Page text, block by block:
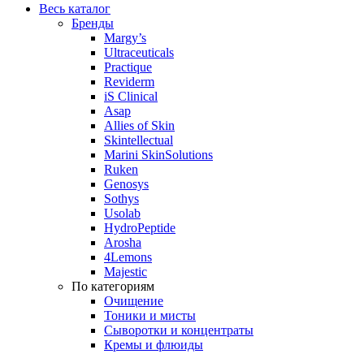
Весь каталог
Бренды
Margy’s
Ultraceuticals
Practique
Reviderm
iS Clinical
Asap
Allies of Skin
Skintellectual
Marini SkinSolutions
Ruken
Genosys
Sothys
Usolab
HydroPeptide
Arosha
4Lemons
Majestic
По категориям
Очищение
Тоники и мисты
Сыворотки и концентраты
Кремы и флюиды